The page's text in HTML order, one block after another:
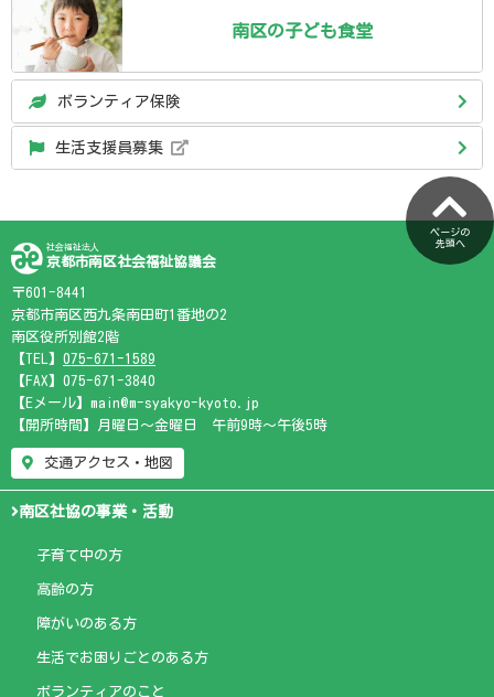
南区の子ども食堂
ボランティア保険
生活支援員募集
ページの
先頭へ
社会福祉法人
京都市南区社会福祉協議会
〒601-8441
京都市南区西九条南田町1番地の2
南区役所別館2階
【TEL】 075-671-1589
【FAX】075-671-3840
【Eメール】main@m-syakyo-kyoto.jp
【開所時間】月曜日～金曜日 午前9時～午後5時
交通アクセス・地図
南区社協の事業・活動
子育て中の方
高齢の方
障がいのある方
生活でお困りごとのある方
ボランティアのこと